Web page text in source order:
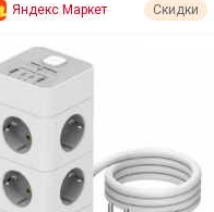
Яндекс Маркет Скидки